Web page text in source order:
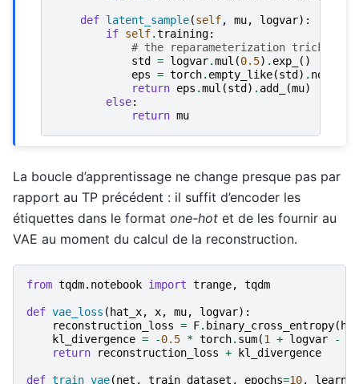
def latent_sample(self, mu, logvar):
if self.training:
# the reparameterization trick
std = logvar.mul (0.5) . exp_
()
eps = torch. empty_like(std) . normal_
return eps .mul (std) . add_ (mu)
else:
return mu
La boucle d’apprentissage ne change presque pas par
rapport au TP précédent : il suffit d’encoder les
étiquettes dans le format one-hot et de les fournir au
VAE au moment du calcul de la reconstruction.
from tqdm.notebook import trange, tqdm
def vae_loss ( hat_x, x, mu, logvar):
reconstruction_loss = F. binary_cross_entropy(
kl_divergence = -0.5 * torch. sum(1 + logvar -
return
reconstruction_loss + kl_divergence
def train_vae(net , train_dataset , epochs=10,